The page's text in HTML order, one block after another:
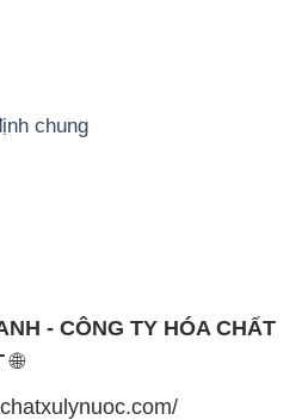
chung
- CÔNG TY HÓA CHẤT
🌐